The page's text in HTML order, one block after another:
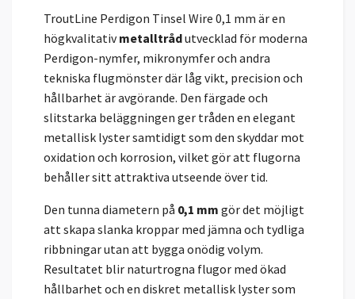
TroutLine Perdigon Tinsel Wire 0,1 mm är en
högkvalitativmetalltrådutvecklad för moderna
Perdigon-nymfer, mikronymfer och andra
tekniska flugmönster där låg vikt, precision och
hållbarhet är avgörande. Den färgade och
slitstarka beläggningen ger tråden en elegant
metallisk lyster samtidigt som den skyddar mot
oxidation och korrosion, vilket gör att flugorna
behåller sitt attraktiva utseende över tid.
Den tunna diametern på 0,1 mm gör det möjligt
att skapa slanka kroppar med jämna och tydliga
ribbningar utan att bygga onödig volym.
Resultatet blir naturtrogna flugor med ökad
hållbarhet och en diskret metallisk lyster som